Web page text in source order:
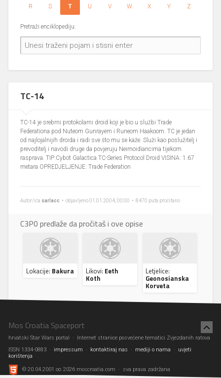
R S T U V W X Y Z
Pretraži enciklopediju:
TC-14
TC-14 je srebrni protokolarni droid koji je bio u službi Trade
Federationa pod Nuteom Gunrayem i Runeom Haakoom. TC je jedan
od najlojalnijih droida i radi sve što mu se kaže. Služi kao poslužitelj i
prevoditelj i navodi druge da povjeruju Neimoidiancima tijekom
rasprava. TIP:Cybot Galactica TC-Series Protocol Droid VISINA: 1.67
metara OPREDJELJENJE: Trade Federation
Autor/ica sarlacc • objavljeno 01.01.2004, 00:00 • 8470 puta pročitano
C3P0 predlaže da pročitaš i ove opise
Lokacije: Bakura Likovi: Eeth
Koth
Letjelice:
Geonosianska
Korveta
Mos Croatia Spaceport
hrvatski Star Wars portal · Internet stranice posvećene tematici Zvjezdanih ratova
ISSN 1334-0883 ·
impressum · kontaktiraj nas · mediji o nama ·
uvjeti
korištenja
© 20.04.2001 ∞ 2026 moscroatia.com · sva prava zadržana